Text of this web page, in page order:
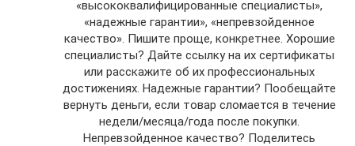
«высококвалифицированные специалисты»,
«надежные гарантии», «непревзойденное
качество». Пишите проще, конкретнее. Хорошие
специалисты? Дайте ссылку на их сертификаты
или расскажите об их профессиональных
достижениях. Надежные гарантии? Пообещайте
вернуть деньги, если товар сломается в течение
недели/месяца/года после покупки.
Непревзойденное качество? Поделитесь